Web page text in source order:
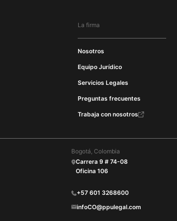
La firma
Nosotros
Equipo Jurídico
Servicios Legales
Preguntas frecuentes
Trabaja con nosotros
Bogotá, Colombia
Carrera 9 # 74-08
Oficina 106
+57 601 3268600
infoCO@ppulegal.com